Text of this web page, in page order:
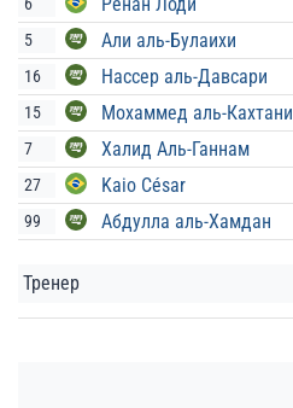
5 Али аль-Булаихи
16 Нассер аль-Давсари
15 Мохаммед аль-Кахтани
7 Халид Аль-Ганнам
27 Kaio César
99 Абдулла аль-Хамдан
Тренер